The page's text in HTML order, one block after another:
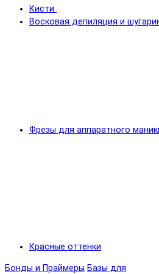
Кисти
Восковая депиляция и
Фрезы для аппаратного
Красные оттенки
Бонды и Праймеры Базы для